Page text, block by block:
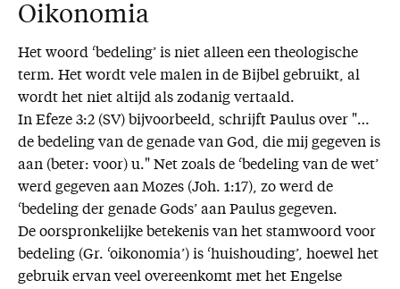
Oikonomia
Het woord ‘bedeling’ is niet alleen een theologische
term. Het wordt vele malen in de Bijbel gebruikt, al
wordt het niet altijd als zodanig vertaald.
In Efeze 3:2 (SV) bijvoorbeeld, schrijft Paulus over "…
de bedeling van de genade van God, die mij gegeven is
aan (beter: voor) u." Net zoals de ‘bedeling van de wet’
werd gegeven aan Mozes (Joh. 1:17), zo werd de
‘bedeling der genade Gods’ aan Paulus gegeven.
De oorspronkelijke betekenis van het stamwoord voor
bedeling (Gr. ‘oikonomia’) is ‘huishouding’, hoewel het
gebruik ervan veel overeenkomt met het Engelse